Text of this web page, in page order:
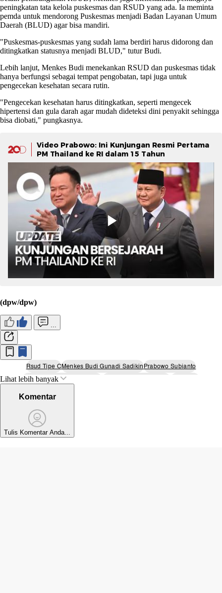
peningkatan tata kelola puskesmas dan RSUD yang ada. Ia meminta
pemda untuk mendorong Puskesmas menjadi Badan Layanan Umum
Daerah (BLUD) agar bisa mandiri.
"Puskesmas-puskesmas yang sudah lama berdiri harus didorong dan
ditingkatkan statusnya menjadi BLUD," tutur Budi.
Lebih lanjut, Menkes Budi menekankan RSUD dan puskesmas tidak
hanya berfungsi sebagai tempat pengobatan, tapi juga untuk
pengecekan kesehatan secara rutin.
"Pengecekan kesehatan harus ditingkatkan, seperti mengecek
hipertensi dan gula darah agar mudah dideteksi dini penyakit sehingga
bisa diobati," pungkasnya.
Video Prabowo: Ini Kunjungan Resmi Pertama
PM Thailand ke RI dalam 15 Tahun
(dpw/dpw)
Rsud Tipe CMenkes Budi Gunadi SadikinPrabowo Subianto
Pembangunan Rumah Sakit
Lihat lebih banyak
Komentar
Tulis Komentar Anda...